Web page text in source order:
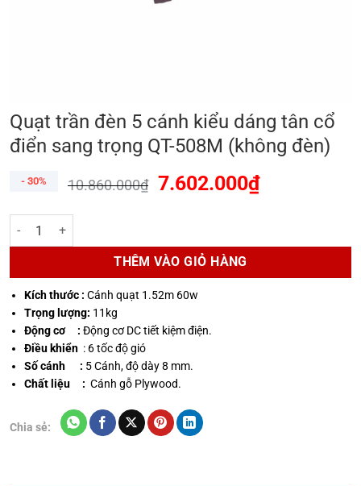
Quạt trần đèn 5 cánh kiểu dáng tân cổ
điển sang trọng QT-508M (không đèn)
- 30% 10.860.000₫ 7.602.000₫
Quạt trần đèn 5 cánh kiểu dáng tân cổ điển sang trọng QT-508M
THÊM VÀO GIỎ HÀNG
Kích thước :Cánh quạt 1.52m 60w
Trọng lượng: 11kg
Động cơ : Động cơ DC tiết kiệm điện.
Điều khiển : 6 tốc độ gió
Số cánh : 5 Cánh, độ dày 8 mm.
Chất liệu :Cánh gỗ Plywood.
Chia sẻ: